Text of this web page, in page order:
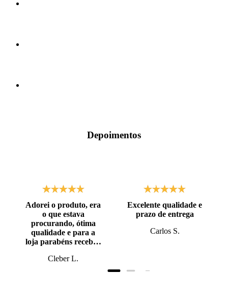
Depoimentos
Adorei o produto, era
o que estava
procurando, ótima
qualidade e para a
loja parabéns recebi o
prazo, super bem
Cleber L.
Excelente qualidade e
prazo de entrega
Carlos S.